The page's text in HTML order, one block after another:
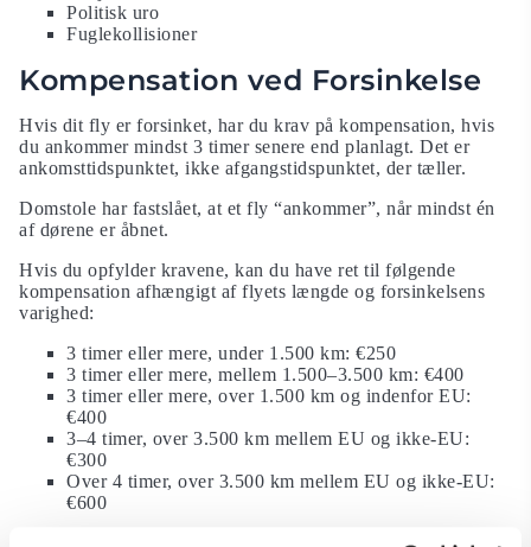
Politisk uro
Fuglekollisioner
Kompensation ved Forsinkelse
Hvis dit fly er forsinket, har du krav på kompensation, hvis
du ankommer mindst 3 timer senere end planlagt. Det er
ankomsttidspunktet, ikke afgangstidspunktet, der tæller.
Domstole har fastslået, at et fly “ankommer”, når mindst én
af dørene er åbnet.
Hvis du opfylder kravene, kan du have ret til følgende
kompensation afhængigt af flyets længde og forsinkelsens
varighed:
3 timer eller mere, under 1.500 km: €250
3 timer eller mere, mellem 1.500–3.500 km: €400
3 timer eller mere, over 1.500 km og indenfor EU:
€400
3–4 timer, over 3.500 km mellem EU og ikke-EU:
€300
Over 4 timer, over 3.500 km mellem EU og ikke-EU:
€600